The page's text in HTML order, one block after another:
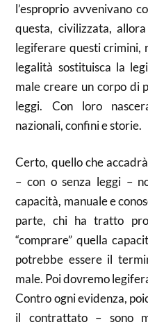
l’esproprio avvenivano
questa, civilizzata,
legiferare questi crimini,
legalità sostituisca la
male creare un corpo di
leggi. Con loro
nazionali, confini e storie.
Certo, quello che
– con o senza leggi –
capacità, manuale e
parte, chi ha tratto
“comprare” quella
potrebbe essere il
male. Poi dovremo
Contro ogni evidenza,
il contrattato – sono